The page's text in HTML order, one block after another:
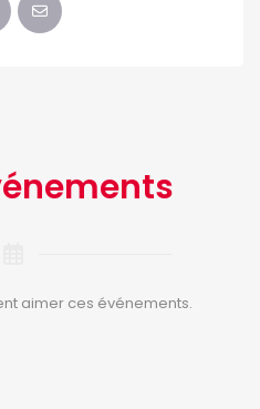
aimer ces événements.